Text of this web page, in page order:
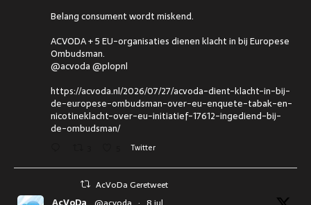
Belang consument wordt miskend.
ACVODA + 5 EU-organisaties dienen klacht in bij Europese
Ombudsman.
@acvoda @plopnl
https://acvoda.nl/2026/07/27/acvoda-dient-klacht-in-bij-
de-europese-ombudsman-over-eu-enquete-tabak-en-
nicotineklacht-over-eu-initiatief-17612-ingediend-bij-
de-ombudsman/
Twitter
AcVoDa Geretweet